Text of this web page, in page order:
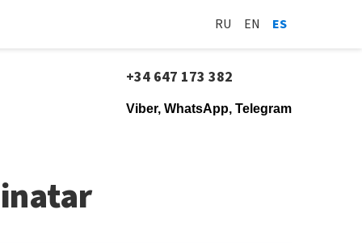
RU EN ES
+34 647 173 382
Viber, WhatsApp, Telegram